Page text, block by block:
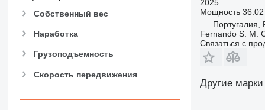
906
907
914
Собственный вес
Наработка
Грузоподъемность
Скорость передвижения
2025
Мощность 36.02
Португалия,
Fernando S. M.
Связаться с
Другие